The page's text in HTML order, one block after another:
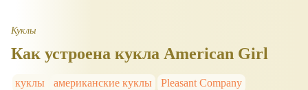
Куклы
Как устроена кукла American Girl
куклы американские куклы
Pleasant Company